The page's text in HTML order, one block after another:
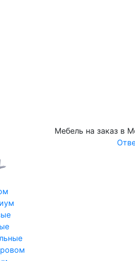
Мебель на заказ в